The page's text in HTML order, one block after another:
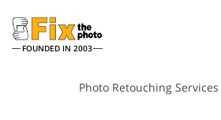
FOUNDED IN 2003
Lightroom
Photo Retouching Services